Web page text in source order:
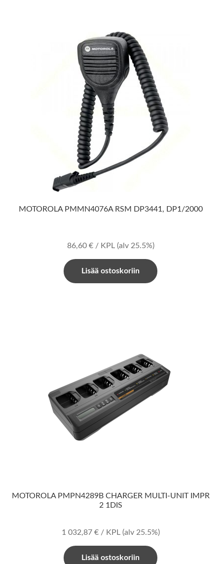
MOTOROLA PMMN4076A RSM DP3441, DP1/2000
86,60 €/ KPL (alv 25.5%)
Lisää ostoskoriin
MOTOROLA PMPN4289B CHARGER MULTI-UNIT IMPR
2 1DIS
1 032,87 €/ KPL (alv 25.5%)
Lisää ostoskoriin